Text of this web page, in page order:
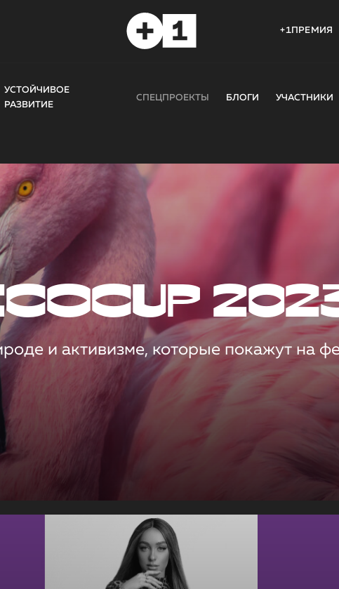
+1ПРЕМИЯ
УСТОЙЧИВОЕ
РАЗВИТИЕ
СПЕЦПРОЕКТЫ БЛОГИ УЧАСТНИКИ
и активизме, которые покажут на